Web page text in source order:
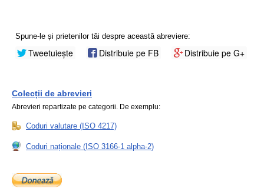
Spune-le și prietenilor tăi despre această abreviere:
Tweetuiește Distribuie pe FB Distribuie pe G+
Colecții de abrevieri
Abrevieri repartizate pe categorii. De exemplu:
Coduri valutare (ISO 4217)
Coduri naționale (ISO 3166-1 alpha-2)